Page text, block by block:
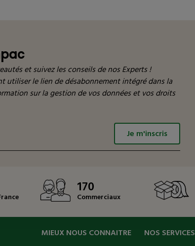
et suivez les conseils de nos Experts !
utiliser le lien de désabonnement intégré dans la
sur la gestion de vos données et vos droits
Je m'inscris
170
Commerciaux
MIEUX NOUS CONNAITRE
NOS SERVICES